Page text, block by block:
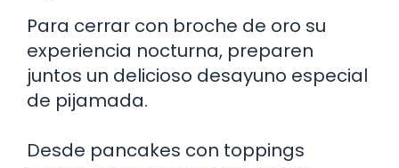
Para cerrar con broche de oro su
experiencia nocturna, preparen
juntos un delicioso desayuno especial
de pijamada.
Desde pancakes con toppings